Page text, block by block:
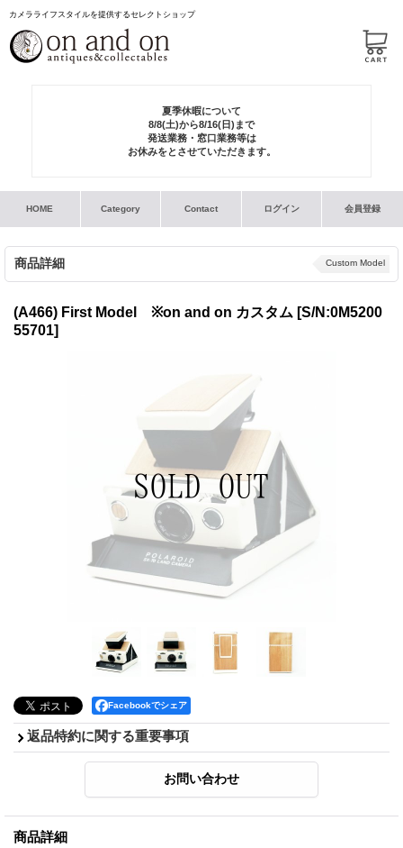
カメラライフスタイルを提供するセレクトショップ
夏季休暇について
8/8(土)から8/16(日)まで
発送業務・窓口業務等は
お休みをとさせていただきます。
HOME Category Contact ログイン 会員登録
商品詳細 Custom Model
(A466) First Model ※on and on カスタム [S/N:0M5200
55701]
Facebookでシェア
返品特約に関する重要事項
商品詳細